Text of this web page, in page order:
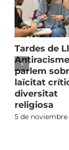
Tardes de
parlem
laïcitat
diversitat
religiosa
5 de noviembre